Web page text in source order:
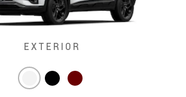
EXTERIOR